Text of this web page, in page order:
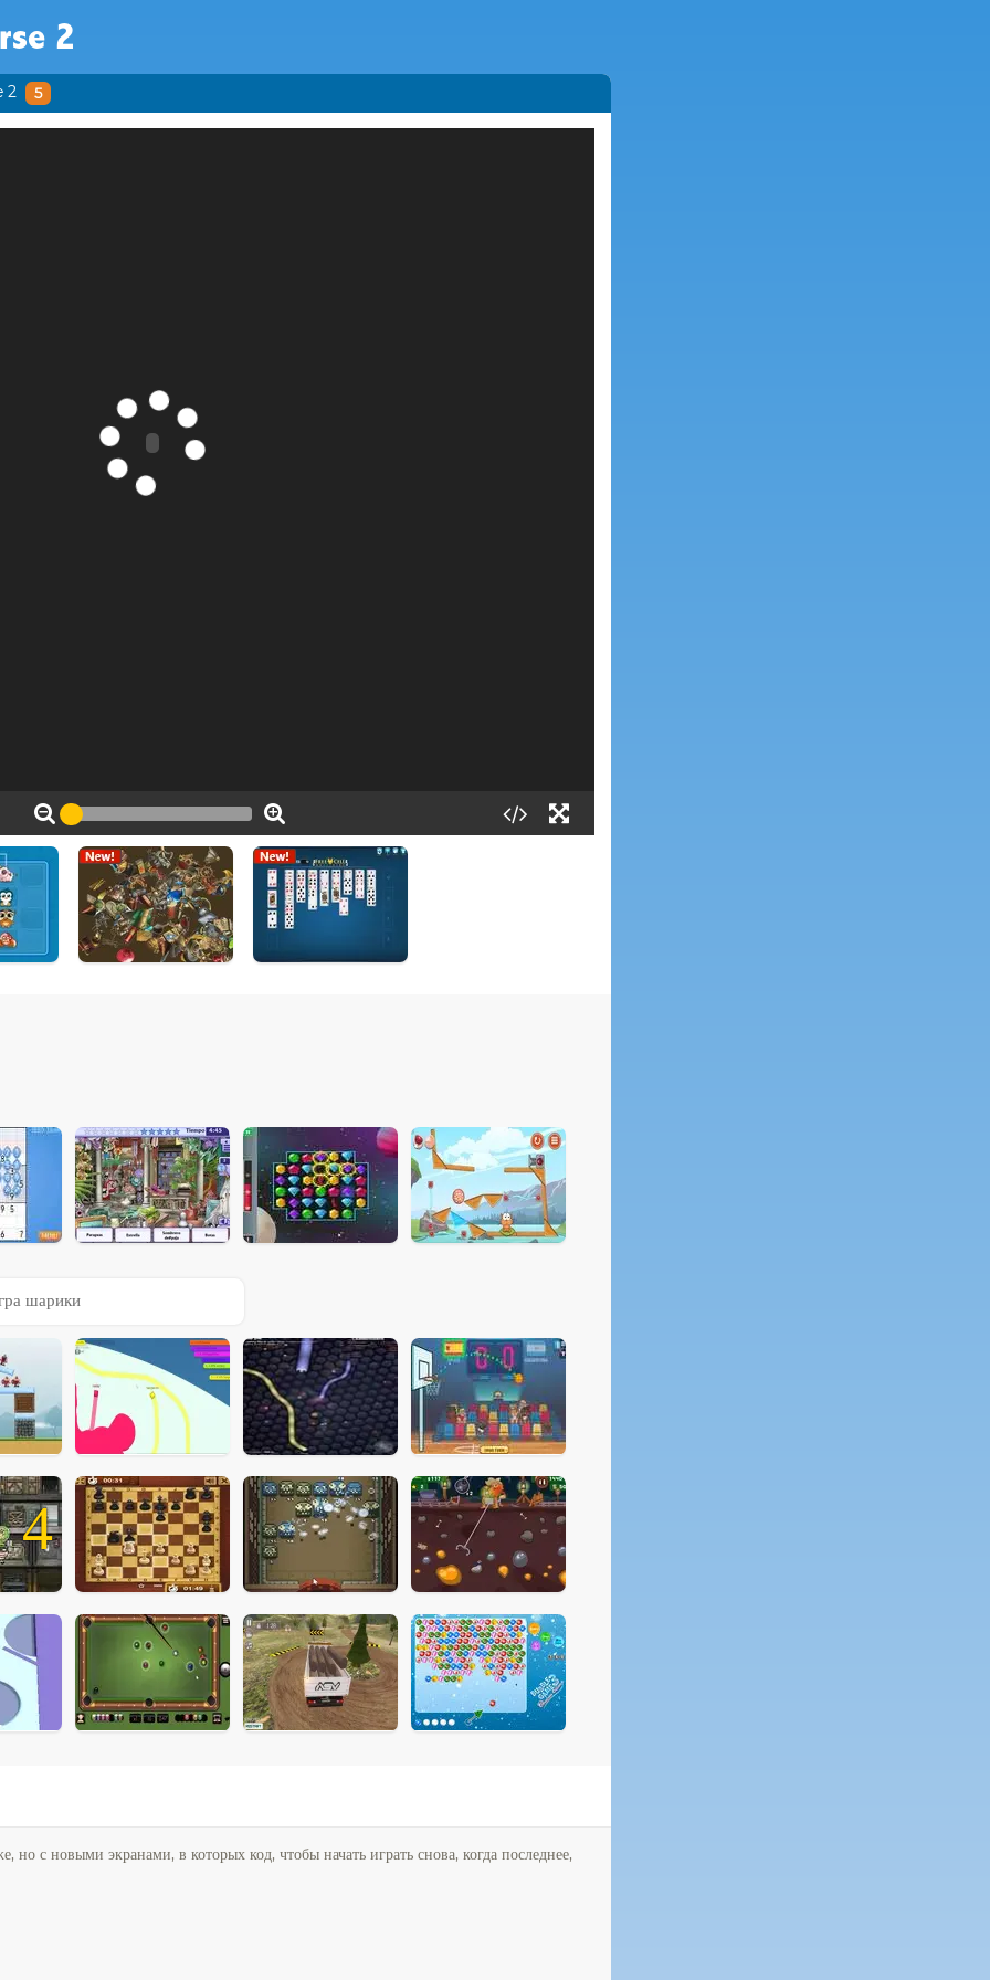
2
2 5
шарики
4
с новыми экранами, в которых код, чтобы начать играть снова, когда последнее,